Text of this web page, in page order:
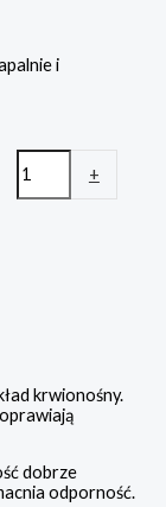
i
+
krwionośny.
dobrze
odporność.